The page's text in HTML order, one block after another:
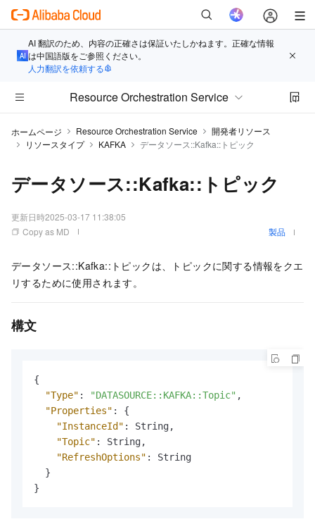
AI 翻訳のため、内容の正確さは保証いたしかねます。正確な情報
は中国語版をご参照ください。
人力翻訳を依頼する
Resource Orchestration Service
ホームページ Resource Orchestration Service
開発者リソース
リソースタイプ
KAFKA データソース::Kafka::トピック
データソース::Kafka::トピック
更新日時2025-03-17 11:38:05
Copy as MD
製品
データソース::Kafka::トピックは、トピックに関する情報をクエ
リするために使用されます。
構文
{
"Type" : "DATASOURCE::KAFKA::Topic" ,
"Properties" :
{
"InstanceId" : String,
"Topic" : String,
"RefreshOptions" :
String
}
}